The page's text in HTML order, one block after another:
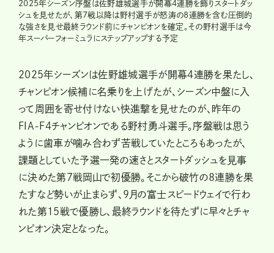
2025年シーズン序盤は佐野雄城選手が開幕4連勝を飾りスタートダッ
シュを見せたが、第7戦以降は野村選手が怒涛の8連勝を含む圧倒的
な強さを見せ最終ラウンド前にチャンピオンを確定。その野村選手は今
年スーパーフォーミュラにステップアップする予定
2025年シーズンは佐野雄城選手が開幕4連勝を果たし、
チャンピオン候補に名乗りを上げたが、シーズン中盤に入
って周囲を寄せ付けない快進撃を見せたのが、昨年の
FIA-F4チャンピオンである野村勇斗選手。序盤戦は思う
ように歯車が噛み合わず苦戦していたところもあったが、
課題としていた予選一発の速さとスタートダッシュを見事
に決めた第7戦岡山で初優勝。そこから破竹の8連勝を果
たすなど勢いが止まらず、9月の富士スピードウェイで行わ
れた第15戦で優勝し、最終ラウンドを待たずに早々とチャ
ンピオン決定となった。